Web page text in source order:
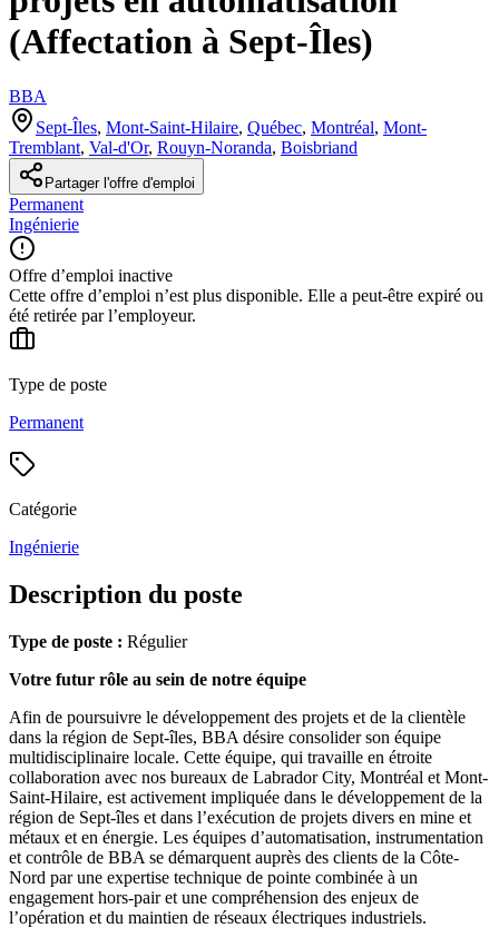
(Affectation à Sept-Îles)
BBA
Sept-Îles, Mont-Saint-Hilaire, Québec, Montréal, Mont-
Tremblant, Val-d'Or, Rouyn-Noranda, Boisbriand
Partager l'offre d'emploi
Permanent
Ingénierie
Offre d’emploi inactive
Cette offre d’emploi n’est plus disponible. Elle a peut-être expiré ou
été retirée par l’employeur.
Type de poste
Permanent
Catégorie
Ingénierie
Description du poste
Type de poste : Régulier
Votre futur rôle au sein de notre équipe
Afin de poursuivre le développement des projets et de la clientèle
dans la région de Sept-îles, BBA désire consolider son équipe
multidisciplinaire locale. Cette équipe, qui travaille en étroite
collaboration avec nos bureaux de Labrador City, Montréal et Mont-
Saint-Hilaire, est activement impliquée dans le développement de la
région de Sept-îles et dans l’exécution de projets divers en mine et
métaux et en énergie. Les équipes d’automatisation, instrumentation
et contrôle de BBA se démarquent auprès des clients de la Côte-
Nord par une expertise technique de pointe combinée à un
engagement hors-pair et une compréhension des enjeux de
l’opération et du maintien de réseaux électriques industriels.